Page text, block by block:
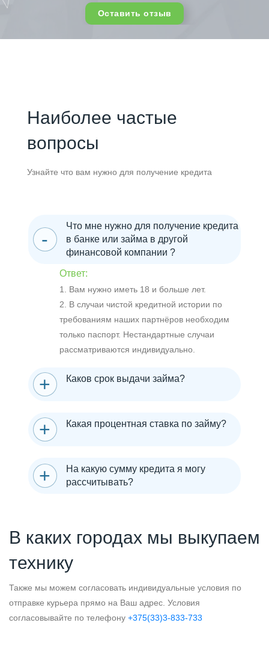
Оставить отзыв
Наиболее частые
вопросы
Узнайте что вам нужно для получение кредита
Что мне нужно для получение кредита
в банке или займа в другой
финансовой компании ?
Ответ:
1. Вам нужно иметь 18 и больше лет.
2. В случаи чистой кредитной истории по
требованиям наших партнёров необходим
только паспорт. Нестандартные случаи
рассматриваются индивидуально.
Каков срок выдачи займа?
Какая процентная ставка по займу?
На какую сумму кредита я могу
рассчитывать?
В каких городах мы выкупаем
технику
Также мы можем согласовать индивидуальные условия по
отправке курьера прямо на Ваш адрес. Условия
согласовывайте по телефону +375(33)3-833-733